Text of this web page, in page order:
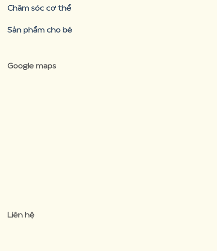
Chăm sóc cơ thể
Sản phẩm cho bé
Google maps
themes
Liên hệ